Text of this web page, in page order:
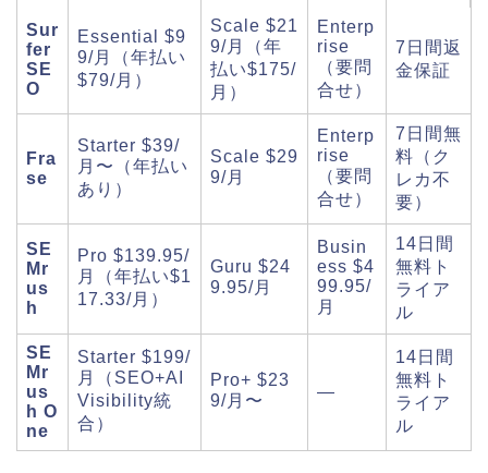
Sur
fer
SE
O
Essential $9
9/月（年払い
$79/月）
Scale $21
9/月（年
払い$175/
月）
Enterp
rise
（要問
合せ）
7日間返
金保証
Fra
se
Starter $39/
月〜（年払い
あり）
Scale $29
9/月
Enterp
rise
（要問
合せ）
7日間無
料（ク
レカ不
要）
SE
Mr
us
h
Pro $139.95/
月（年払い$1
17.33/月）
Guru $24
9.95/月
Busin
ess $4
99.95/
月
14日間
無料ト
ライア
ル
SE
Mr
us
h O
ne
Starter $199/
月（SEO+AI
Visibility統
合）
Pro+ $23
9/月〜
—
14日間
無料ト
ライア
ル